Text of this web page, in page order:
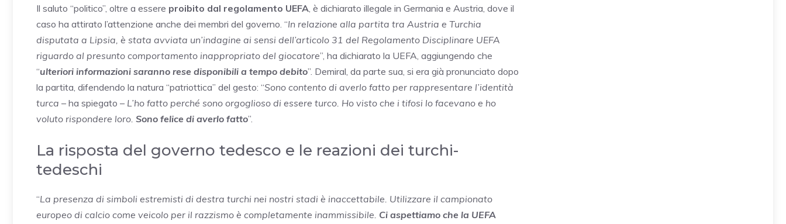
Il saluto “politico”, oltre a essere proibito dal regolamento UEFA, è dichiarato illegale in Germania e Austria, dove il
caso ha attirato l’attenzione anche dei membri del governo. “In relazione alla partita tra Austria e Turchia
disputata a Lipsia, è stata avviata un’indagine ai sensi dell’articolo 31 del Regolamento Disciplinare UEFA
riguardo al presunto comportamento inappropriato del giocatore”, ha dichiarato la UEFA, aggiungendo che
“ulteriori informazioni saranno rese disponibili a tempo debito”. Demiral, da parte sua, si era già pronunciato dopo
la partita, difendendo la natura “patriottica” del gesto: “Sono contento di averlo fatto per rappresentare l’identità
turca – ha spiegato – L’ho fatto perché sono orgoglioso di essere turco. Ho visto che i tifosi lo facevano e ho
voluto rispondere loro. Sono felice di averlo fatto”.
La risposta del governo tedesco e le reazioni dei turchi-
tedeschi
“La presenza di simboli estremisti di destra turchi nei nostri stadi è inaccettabile. Utilizzare il campionato
europeo di calcio come veicolo per il razzismo è completamente inammissibile. Ci aspettiamo che la UEFA